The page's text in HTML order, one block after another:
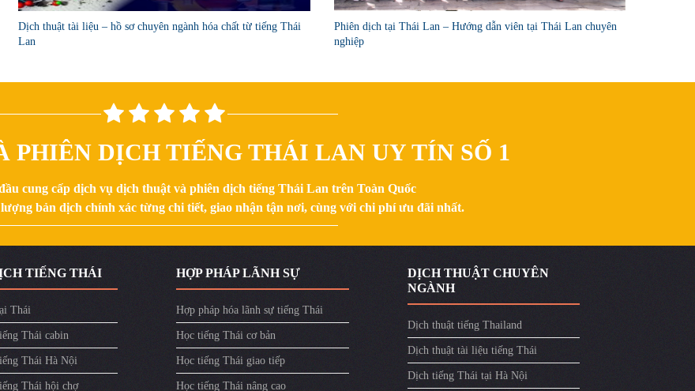
Dịch thuật tài liệu – hồ sơ chuyên ngành hóa chất từ tiếng Thái
Lan
Phiên dịch tại Thái Lan – Hướng dẫn viên tại Thái Lan chuyên
nghiệp
PHIÊN DỊCH TIẾNG THÁI LAN UY TÍN SỐ 1
cung cấp dịch vụ dịch thuật và phiên dịch tiếng Thái Lan trên Toàn Quốc
bản dịch chính xác từng chi tiết, giao nhận tận nơi, cùng với chi phí ưu đãi nhất.
TIẾNG THÁI
Thái
Thái cabin
Thái Hà Nội
Thái hội chợ
HỢP PHÁP LÃNH SỰ
Hợp pháp hóa lãnh sự tiếng Thái
Học tiếng Thái cơ bản
Học tiếng Thái giao tiếp
Học tiếng Thái nâng cao
DỊCH THUẬT CHUYÊN
NGÀNH
Dịch thuật tiếng Thailand
Dịch thuật tài liệu tiếng Thái
Dịch tiếng Thái tại Hà Nội